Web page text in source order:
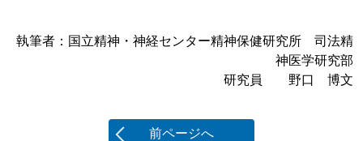
執筆者：国立精神・神経センター精神保健研究所 司法精
神医学研究部
研究員 野口 博文
前ページへ